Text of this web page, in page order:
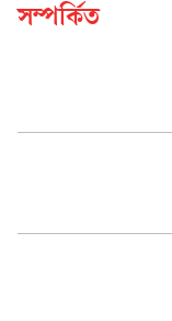
সম্পর্কিত